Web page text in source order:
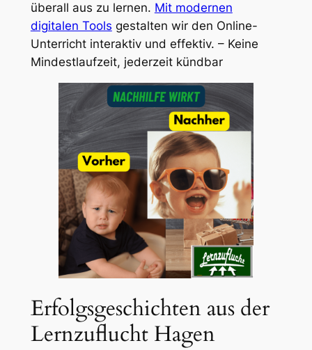
überall aus zu lernen. Mit modernen
digitalen Tools gestalten wir den Online-
Unterricht interaktiv und effektiv. – Keine
Mindestlaufzeit, jederzeit kündbar
Erfolgsgeschichten aus der
Lernzuflucht Hagen